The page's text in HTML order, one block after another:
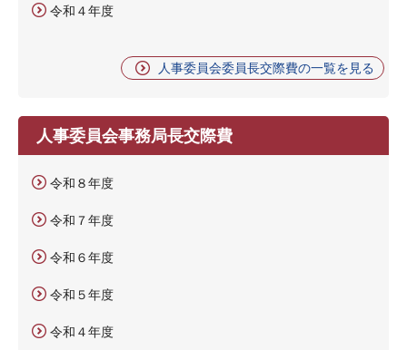
令和４年度
人事委員会委員長交際費の一覧を見る
人事委員会事務局長交際費
令和８年度
令和７年度
令和６年度
令和５年度
令和４年度